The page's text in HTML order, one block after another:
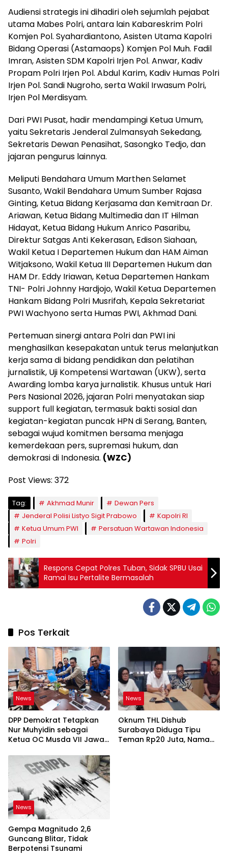
Audiensi strategis ini dihadiri oleh sejumlah pejabat
utama Mabes Polri, antara lain Kabareskrim Polri
Komjen Pol. Syahardiantono, Asisten Utama Kapolri
Bidang Operasi (Astamaops) Komjen Pol Muh. Fadil
Imran, Asisten SDM Kapolri Irjen Pol. Anwar, Kadiv
Propam Polri Irjen Pol. Abdul Karim, Kadiv Humas Polri
Irjen Pol. Sandi Nugroho, serta Wakil Irwasum Polri,
Irjen Pol Merdisyam.
Dari PWI Pusat, hadir mendampingi Ketua Umum,
yaitu Sekretaris Jenderal Zulmansyah Sekedang,
Sekretaris Dewan Penasihat, Sasongko Tedjo, dan
jajaran pengurus lainnya.
Meliputi Bendahara Umum Marthen Selamet
Susanto, Wakil Bendahara Umum Sumber Rajasa
Ginting, Ketua Bidang Kerjasama dan Kemitraan Dr.
Ariawan, Ketua Bidang Multimedia dan IT Hilman
Hidayat, Ketua Bidang Hukum Anrico Pasaribu,
Direktur Satgas Anti Kekerasan, Edison Siahaan,
Wakil Ketua I Departemen Hukum dan HAM Aiman
Witjaksono, Wakil Ketua III Departemen Hukum dan
HAM Dr. Eddy Iriawan, Ketua Departemen Hankam
TNI- Polri Johnny Hardjojo, Wakil Ketua Departemen
Hankam Bidang Polri Musrifah, Kepala Sekretariat
PWI Wachyono serta Humas PWI, Akhmad Dani.
Pertemuan sinergi antara Polri dan PWI ini
menghasilkan kesepakatan untuk terus melanjutkan
kerja sama di bidang pendidikan dan pelatihan
jurnalistik, Uji Kompetensi Wartawan (UKW), serta
Awarding lomba karya jurnalistik. Khusus untuk Hari
Pers Nasional 2026, jajaran Polri menyatakan siap
support full kegiatan, termasuk bakti sosial dan
kegiatan-kegiatan puncak HPN di Serang, Banten,
sebagai wujud komitmen bersama menjaga
kemerdekaan pers, supremasi hukum, dan
demokrasi di Indonesia. (WZC)
Post Views: 372
Tag: Akhmad Munir
Dewan Pers
Jenderal Polisi Listyo Sigit Prabowo
Kapolri RI
Ketua Umum PWI
Persatuan Wartawan Indonesia
Polri
Respons Cepat Polres Tuban, Sidak SPBU Usai
Ramai Isu Pertalite Bermasalah
Pos Terkait
News
DPP Demokrat Tetapkan
Nur Muhyidin sebagai
Ketua OC Musda VII Jawa
News
Oknum THL Dishub
Surabaya Diduga Tipu
Teman Rp20 Juta, Nama
News
Gempa Magnitudo 2,6
Guncang Blitar, Tidak
Berpotensi Tsunami